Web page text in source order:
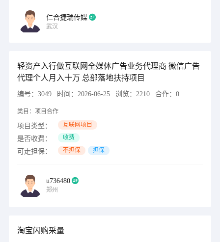
仁合捷瑞传媒
武汉
轻资产入行做互联网全媒体广告业务代理商 微信广告
代理个人月入十万 总部落地扶持项目
编号： 3049 时间： 2026-06-25 浏览： 2210 合作： 0
类目： 项目合作
项目类型： 互联网项目
是否收费： 收费
可走担保： 不担保 担保
u736480
郑州
淘宝闪购采量